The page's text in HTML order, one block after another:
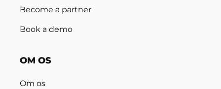
Become a partner
Book a demo
OM OS
Om os